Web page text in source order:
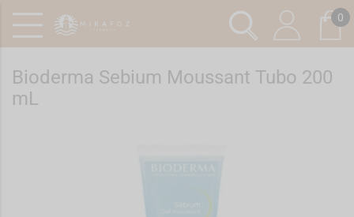
0
Bioderma Sebium Moussant Tubo 200
mL